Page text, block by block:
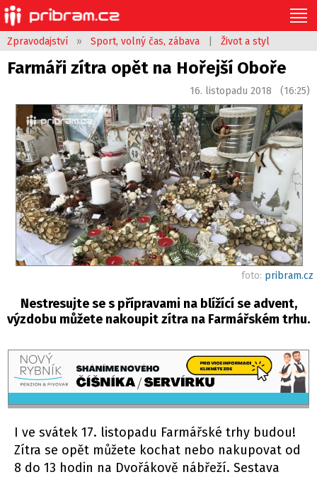
Zpravodajství » Sport, volný čas, zábava Život a styl
Farmáři zítra opět na Hořejší Oboře
16. listopadu 2018 (16:25)
foto: pribram.cz
Nestresujte se s přípravami na blížící se advent,
výzdobu můžete nakoupit zítra na Farmářském trhu.
I ve svátek 17. listopadu Farmářské trhy budou!
Zítra se opět můžete kochat nebo nakupovat od
8 do 13 hodin na Dvořákově nábřeží. Sestava